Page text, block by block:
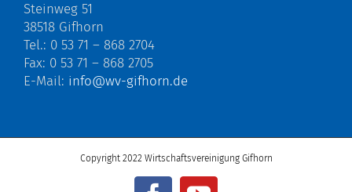
Steinweg 51
38518 Gifhorn
Tel.: 0 53 71 – 868 2704
Fax: 0 53 71 – 868 2705
E-Mail: info@wv-gifhorn.de
Copyright 2022 Wirtschaftsvereinigung Gifhorn